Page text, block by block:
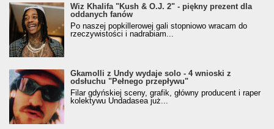
Wiz Khalifa "Kush & O.J. 2" - piękny prezent dla
oddanych fanów
Po naszej popkillerowej gali stopniowo wracam do
rzeczywistości i nadrabiam...
Gkamolli z Undy wydaje solo - 4 wnioski z
odsłuchu "Pełnego przepływu"
Filar gdyńskiej sceny, grafik, główny producent i raper
kolektywu Undadasea już...